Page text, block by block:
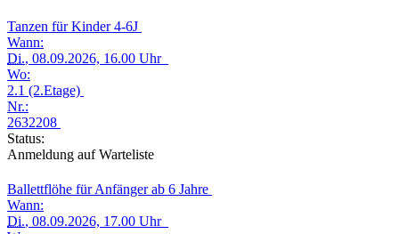
Tanzen für Kinder 4-6J
Wann:
Di., 08.09.2026, 16.00 Uhr
Wo:
2.1 (2.Etage)
Nr.:
2632208
Status:
Anmeldung auf Warteliste
Ballettflöhe für Anfänger ab 6 Jahre
Wann:
Di., 08.09.2026, 17.00 Uhr